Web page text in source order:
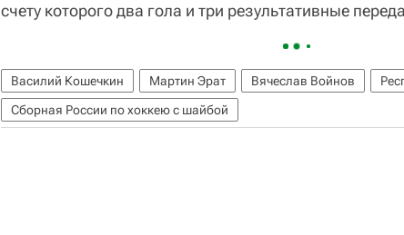
счету которого два гола и три результативные
Василий Кошечкин Мартин Эрат Вячеслав Войнов
Сборная России по хоккею с шайбой